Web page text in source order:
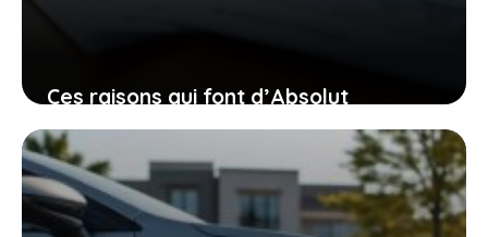
Ces raisons qui font d’Absolut
Automobiles un allié de confiance pour
votre voiture d’occasion
22 mai 2026